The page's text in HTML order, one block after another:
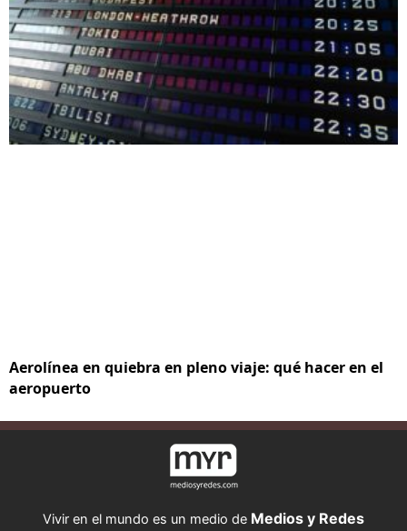
Aerolínea en quiebra en pleno viaje: qué hacer en el
aeropuerto
Vivir en el mundo es un medio de Medios y Redes